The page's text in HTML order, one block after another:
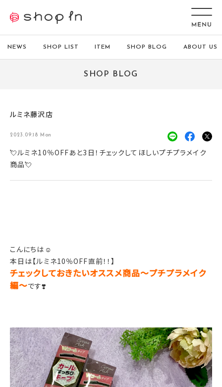
NEWS SHOP LIST ITEM SHOP BLOG ABOUT US
SHOP BLOG
ルミネ藤沢店
2023.09.18 Mon
💘ルミネ10％OFFあと3日！チェックしてほしいプチプラメイク
商品💘
こんにちは☺️
本日は【ルミネ10％OFF直前！！】
チェックしておきたいオススメ商品～プチプラメイク
編～です❣️